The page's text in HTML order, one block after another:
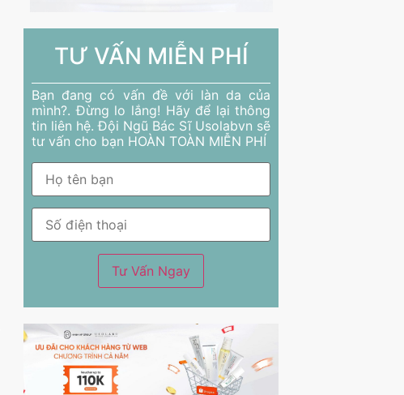
TƯ VẤN MIỄN PHÍ
Bạn đang có vấn đề với làn da của
mình?. Đừng lo lắng! Hãy để lại thông
tin liên hệ. Đội Ngũ Bác Sĩ Usolabvn sẽ
tư vấn cho bạn HOÀN TOÀN MIỄN PHÍ